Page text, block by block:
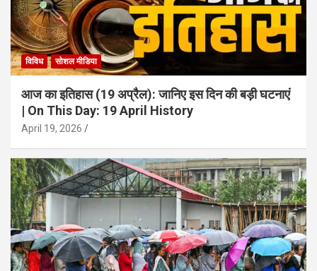
विविध सोशल मीडिया
आज का इतिहास (19 अप्रैल): जानिए इस दिन की बड़ी घटनाएं
| On This Day: 19 April History
April 19, 2026